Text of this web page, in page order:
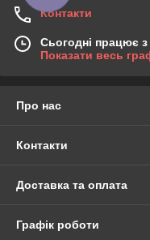
Контакти
Сьогодні працює
Показати весь
Про нас
Контакти
Доставка та оплата
Графік роботи